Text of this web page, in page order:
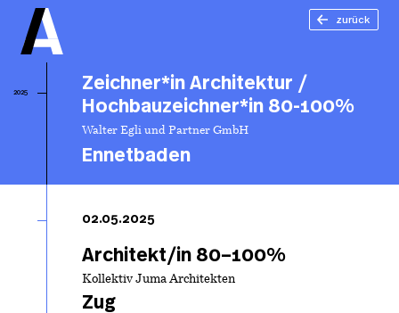
zurück
2025
Zeichner*in Architektur /
Hochbauzeichner*in 80-100%
Walter Egli und Partner GmbH
Ennetbaden
02.05.2025
Architekt/in 80–100%
Kollektiv Juma Architekten
Zug